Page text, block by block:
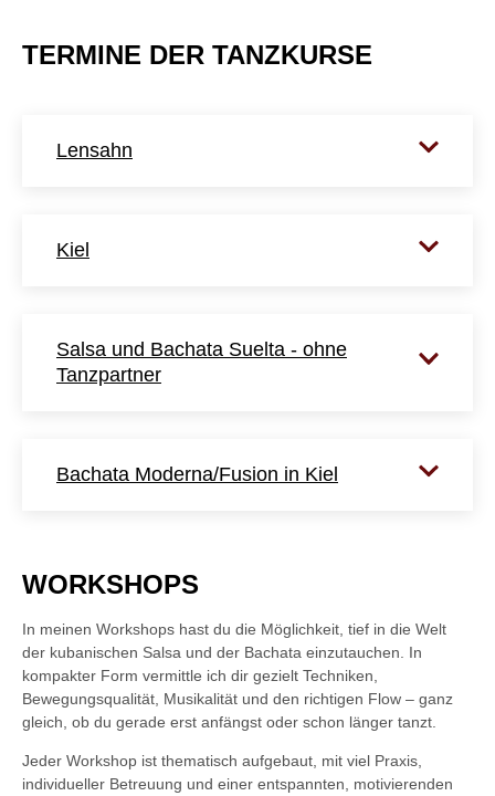
TERMINE DER TANZKURSE
Lensahn
Kiel
Salsa und Bachata Suelta - ohne
Tanzpartner
Bachata Moderna/Fusion in Kiel
WORKSHOPS
In meinen Workshops hast du die Möglichkeit, tief in die Welt
der kubanischen Salsa und der Bachata einzutauchen. In
kompakter Form vermittle ich dir gezielt Techniken,
Bewegungsqualität, Musikalität und den richtigen Flow – ganz
gleich, ob du gerade erst anfängst oder schon länger tanzt.
Jeder Workshop ist thematisch aufgebaut, mit viel Praxis,
individueller Betreuung und einer entspannten, motivierenden